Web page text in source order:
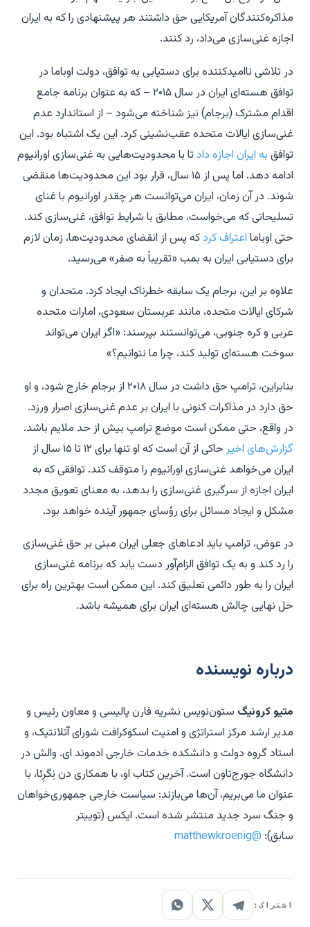
مذاکره‌کنندگان آمریکایی حق داشتند هر پیشنهادی را که به ایران
اجازه غنی‌سازی می‌داد، رد کنند.
در تلاشی ناامیدکننده برای دستیابی به توافق، دولت اوباما در
توافق هسته‌ای ایران در سال ۲۰۱۵ – که به عنوان برنامه جامع
اقدام مشترک (برجام) نیز شناخته می‌شود – از استاندارد عدم
غنی‌سازی ایالات متحده عقب‌نشینی کرد. این یک اشتباه بود. این
توافق به ایران اجازه داد تا با محدودیت‌هایی به غنی‌سازی اورانیوم
ادامه دهد. اما پس از ۱۵ سال، قرار بود این محدودیت‌ها منقضی
شوند. در آن زمان، ایران می‌توانست هر چقدر اورانیوم با غنای
تسلیحاتی که می‌خواست، مطابق با شرایط توافق، غنی‌سازی کند.
حتی اوباما اعتراف کردکه پس از انقضای محدودیت‌ها، زمان لازم
برای دستیابی ایران به بمب «تقریباً به صفر» می‌رسید.
علاوه بر این، برجام یک سابقه خطرناک ایجاد کرد. متحدان و
شرکای ایالات متحده، مانند عربستان سعودی، امارات متحده
عربی و کره جنوبی، می‌توانستند بپرسند: «اگر ایران می‌تواند
سوخت هسته‌ای تولید کند، چرا ما نتوانیم؟»
بنابراین، ترامپ حق داشت در سال ۲۰۱۸ از برجام خارج شود، و او
حق دارد در مذاکرات کنونی با ایران بر عدم غنی‌سازی اصرار ورزد.
در واقع، حتی ممکن است موضع ترامپ بیش از حد ملایم باشد.
گزارش‌های اخیر
حاکی از آن است که او تنها برای ۱۲ تا ۱۵ سال از
ایران می‌خواهد غنی‌سازی اورانیوم را متوقف کند. توافقی که به
ایران اجازه از سرگیری غنی‌سازی را بدهد، به معنای تعویق مجدد
مشکل و ایجاد مسائل برای رؤسای جمهور آینده خواهد بود.
در عوض، ترامپ باید ادعاهای جعلی ایران مبنی بر حق غنی‌سازی
را رد کند و به یک توافق الزام‌آور دست یابد که برنامه غنی‌سازی
ایران را به طور دائمی تعلیق کند. این ممکن است بهترین راه برای
حل نهایی چالش هسته‌ای ایران برای همیشه باشد.
درباره نویسنده
متیو کرونیگ ستون‌نویس نشریه فارن پالیسی و معاون رئیس و
مدیر ارشد مرکز استراتژی و امنیت اسکوکرافت شورای آتلانتیک، و
استاد گروه دولت و دانشکده خدمات خارجی ادموند ای. والش در
دانشگاه جورج‌تاون است. آخرین کتاب او، با همکاری دن نِگرِئا، با
عنوان ما می‌بریم، آن‌ها می‌بازند: سیاست خارجی جمهوری‌خواهان
و جنگ سرد جدید منتشر شده است. ایکس (توییتر
سابق): @matthewkroenig
اشتراک: